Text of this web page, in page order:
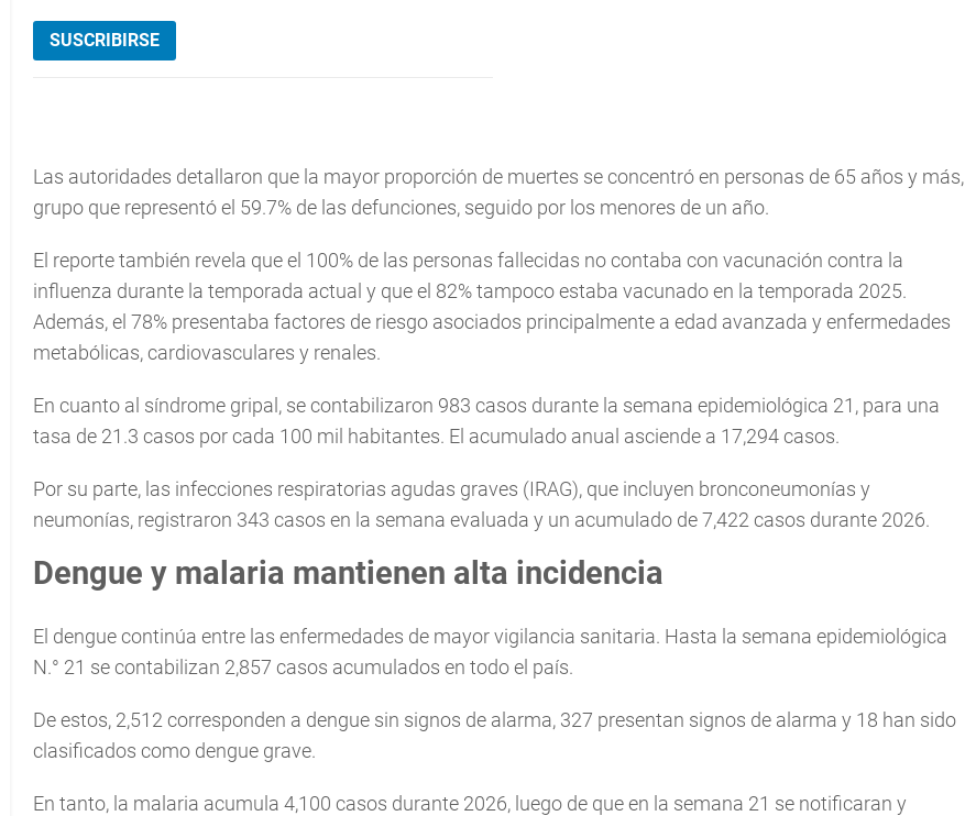
SUSCRIBIRSE
Las autoridades detallaron que la mayor proporción de muertes se concentró en personas de 65 años y más,
grupo que representó el 59.7% de las defunciones, seguido por los menores de un año.
El reporte también revela que el 100% de las personas fallecidas no contaba con vacunación contra la
influenza durante la temporada actual y que el 82% tampoco estaba vacunado en la temporada 2025.
Además, el 78% presentaba factores de riesgo asociados principalmente a edad avanzada y enfermedades
metabólicas, cardiovasculares y renales.
En cuanto al síndrome gripal, se contabilizaron 983 casos durante la semana epidemiológica 21, para una
tasa de 21.3 casos por cada 100 mil habitantes. El acumulado anual asciende a 17,294 casos.
Por su parte, las infecciones respiratorias agudas graves (IRAG), que incluyen bronconeumonías y
neumonías, registraron 343 casos en la semana evaluada y un acumulado de 7,422 casos durante 2026.
Dengue y malaria mantienen alta incidencia
El dengue continúa entre las enfermedades de mayor vigilancia sanitaria. Hasta la semana epidemiológica
N.° 21 se contabilizan 2,857 casos acumulados en todo el país.
De estos, 2,512 corresponden a dengue sin signos de alarma, 327 presentan signos de alarma y 18 han sido
clasificados como dengue grave.
En tanto, la malaria acumula 4,100 casos durante 2026, luego de que en la semana 21 se notificaran y